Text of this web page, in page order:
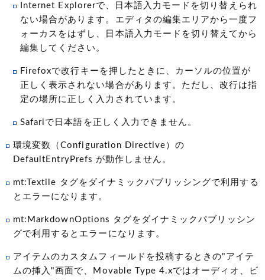
Internet Explorerで、日本語入力モードを切り替えられ
ない場合があります。エディタの編集エリアから一度フ
ォーカスをはずし、日本語入力モードを切り替えてから
編集してください。
Firefoxで改行キーを押したときに、カーソルの位置が
正しく表示されない場合があります。ただし、改行は指
定の場所に正しく入力されています。
Safariで日本語を正しく入力できません。
環境変数（Configuration Directive）の
DefaultEntryPrefs が動作しません。
mt:Textile タグをダイナミックパブリッシングで利用する
とエラーになります。
mt:MarkdownOptions タグをダイナミックパブリッシン
グで利用するとエラーになります。
アイテムのカスタムフィールドを投稿するときの"アイテ
ムの挿入"画面で、Movable Type 4.xではオーディオ、ビ